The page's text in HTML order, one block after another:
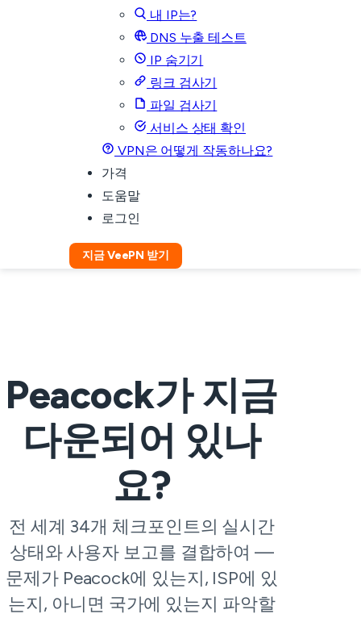
내 IP는?
DNS 누출 테스트
IP 숨기기
링크 검사기
파일 검사기
서비스 상태 확인
VPN은 어떻게 작동하나요?
가격
도움말
로그인
지금 VeePN 받기
Peacock가 지금
다운되어 있나
요?
전 세계 34개 체크포인트의 실시간
상태와 사용자 보고를 결합하여 —
문제가 Peacock에 있는지, ISP에 있
는지, 아니면 국가에 있는지 파악할